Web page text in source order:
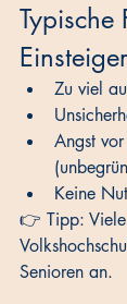
Typische
Zu viel
Angst
Keine
👉 Tipp:
Senioren an.